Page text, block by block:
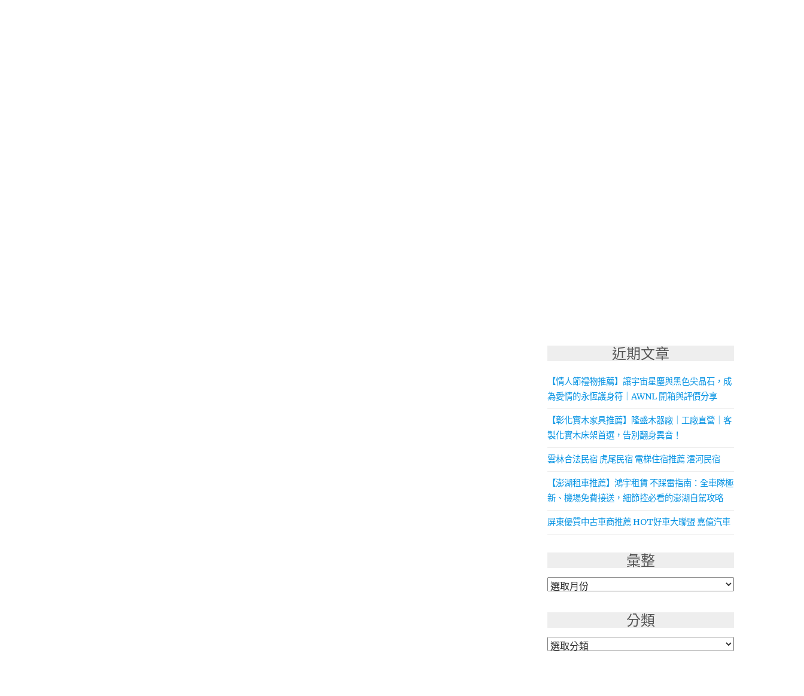
近期文章
【情人節禮物推薦】讓宇宙星塵與黑色尖晶石，成
為愛情的永恆護身符｜AWNL 開箱與評價分享
【彰化實木家具推薦】隆盛木器廠｜工廠直營｜客
製化實木床架首選，告別翻身異音！
雲林合法民宿 虎尾民宿 電梯住宿推薦 澐河民宿
【澎湖租車推薦】鴻宇租賃 不踩雷指南：全車隊極
新、機場免費接送，細節控必看的澎湖自駕攻略
屏東優質中古車商推薦 HOT好車大聯盟 嘉億汽車
彙整
彙
分類
分